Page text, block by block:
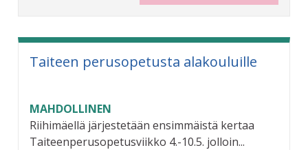
Taiteen perusopetusta alakouluille
MAHDOLLINEN
Riihimäellä järjestetään ensimmäistä kertaa
Taiteenperusopetusviikko 4.-10.5. jolloin...